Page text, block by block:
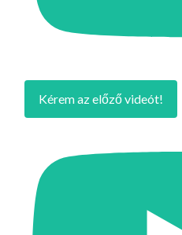
Kérem az előző videót!